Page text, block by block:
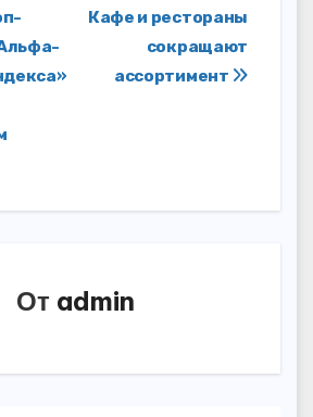
Кафе и рестораны
сокращают
ассортимент
От admin